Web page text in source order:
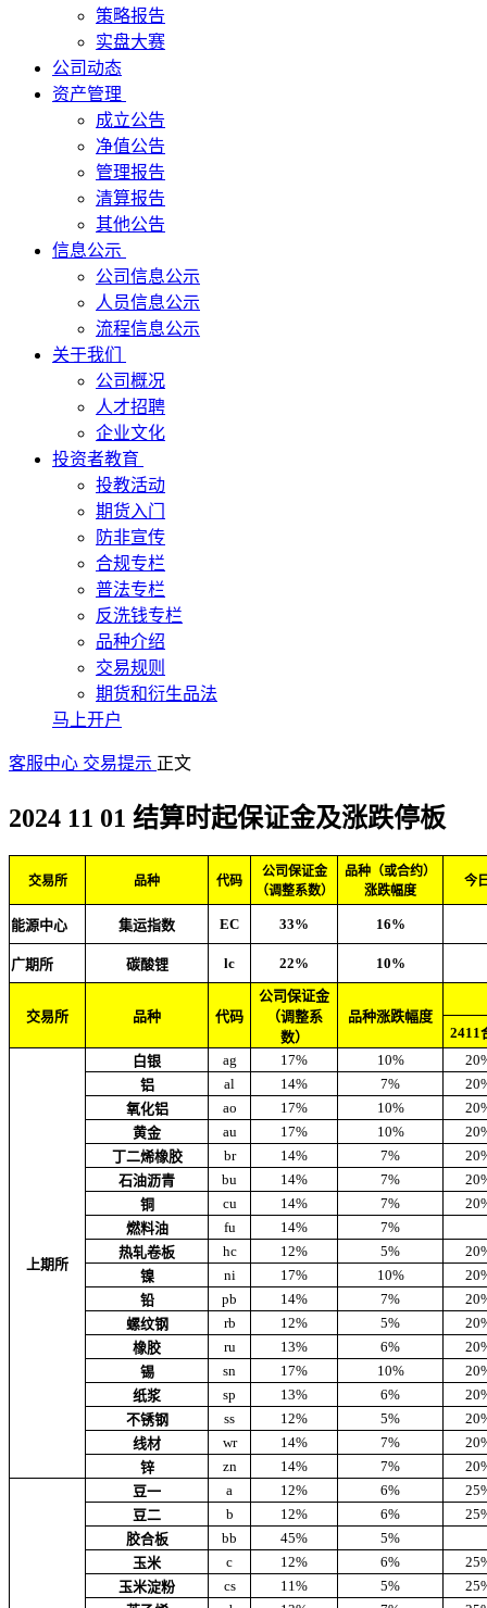
策略报告
实盘大赛
公司动态
资产管理
成立公告
净值公告
管理报告
清算报告
其他公告
信息公示
公司信息公示
人员信息公示
流程信息公示
关于我们
公司概况
人才招聘
企业文化
投资者教育
投教活动
期货入门
防非宣传
合规专栏
普法专栏
反洗钱专栏
品种介绍
交易规则
期货和衍生品法
马上开户
客服中心 交易提示 正文
2024 11 01 结算时起保证金及涨跌停板
交易所 品种 代码
公司保证金
（调整系数）
品种（或合约）
涨跌幅度
今
能源中心 集运指数 EC 33% 16%
广期所 碳酸锂 lc 22% 10%
交易所 品种 代码
公司保证金
（调整系
数）
品种涨跌幅度
2411
上期所
白银 ag 17% 10%
铝
al 14% 7%
氧化铝
ao 17% 10%
黄金
au 17% 10%
丁二烯橡胶
br 14% 7%
石油沥青
bu 14% 7%
铜
cu 14% 7%
燃料油
fu 14%
7%
热轧卷板
hc 12% 5%
镍
ni 17% 10%
铅
pb 14% 7%
螺纹钢
rb 12% 5%
橡胶
ru 13% 6%
锡
sn 17% 10%
纸浆
sp 13% 6%
不锈钢
ss 12% 5%
线材
wr 14% 7%
锌
zn 14% 7%
豆一
a 12% 6%
豆二
b 12% 6%
胶合板
bb 45%
5%
玉米
c 12% 6%
玉米淀粉
cs 11% 5%